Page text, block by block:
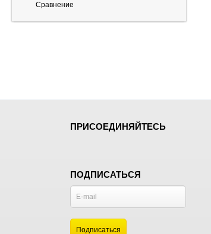
Сравнение
ПРИСОЕДИНЯЙТЕСЬ
ПОДПИСАТЬСЯ